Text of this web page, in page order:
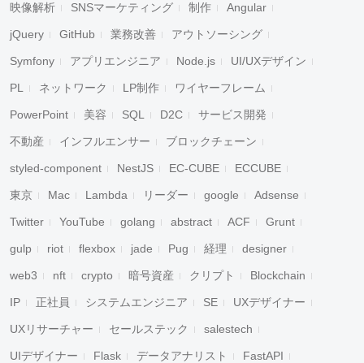
映像解析 SNSマーケティング 制作 Angular
jQuery GitHub 業務改善 アウトソーシング
Symfony アプリエンジニア Node.js UI/UXデザイン
PL ネットワーク LP制作 ワイヤーフレーム
PowerPoint 美容 SQL D2C サービス開発
不動産 インフルエンサー ブロックチェーン
styled-component NestJS EC-CUBE ECCUBE
東京 Mac Lambda リーダー google Adsense
Twitter YouTube golang abstract ACF Grunt
gulp riot flexbox jade Pug 経理 designer
web3 nft crypto 暗号資産 クリプト Blockchain
IP 正社員 システムエンジニア SE UXデザイナー
UXリサーチャー セールステック salestech
UIデザイナー Flask データアナリスト FastAPI